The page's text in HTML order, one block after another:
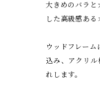
大きめのバラと
した高級感ある
ウッドフレーム
込み、アクリ
れします。